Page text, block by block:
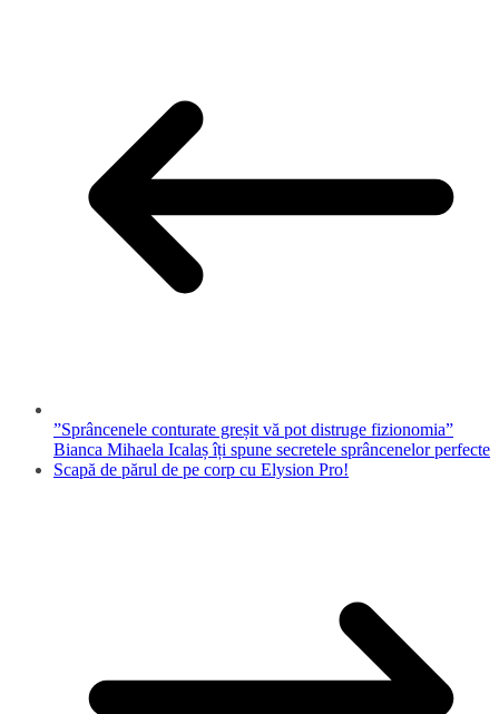
”Sprâncenele conturate greșit vă pot distruge fizionomia”
Bianca Mihaela Icalaș îți spune secretele sprâncenelor perfecte
Scapă de părul de pe corp cu Elysion Pro!